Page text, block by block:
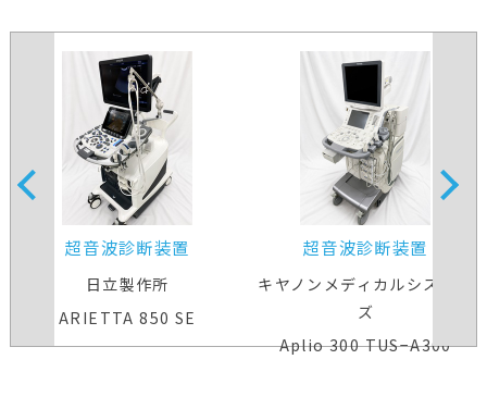
超音波診断装置
日立製作所
ARIETTA 850 SE
超音波診断装置
キヤノンメディカルシステム
ズ
Aplio 300 TUS−A300